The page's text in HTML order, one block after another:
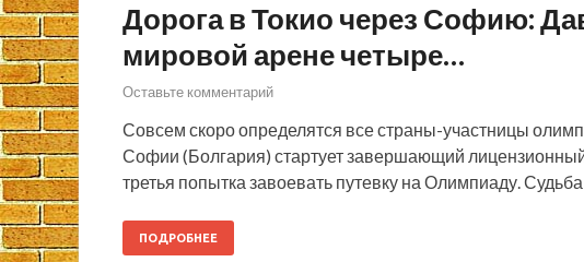
Дорога в Токио через Софию:
мировой арене четыре…
Оставьте комментарий
Совсем скоро определятся все страны-участницы
Софии (Болгария) стартует завершающий
третья попытка завоевать путевку на Олимпиаду. Судьба
ПОДРОБНЕЕ